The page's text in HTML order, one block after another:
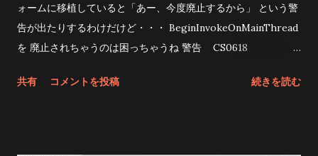
ォームに移植していると「あー、今度廃止するから」 という警
告が出たりするわけだけど・・・ BeginInvokeOnMainThread
を 廃止されちゃうのは困っちゃうね 警告 CS0618
('Use BindableObject.Dispatcher.Dispatch() instead.') こんな
共有 コメントを投稿 続きを読む